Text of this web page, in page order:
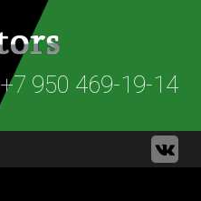
+7 950 469-19-14